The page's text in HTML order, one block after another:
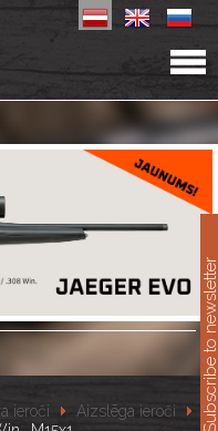
ieroči
Aizslēga ieroči
Subscribe